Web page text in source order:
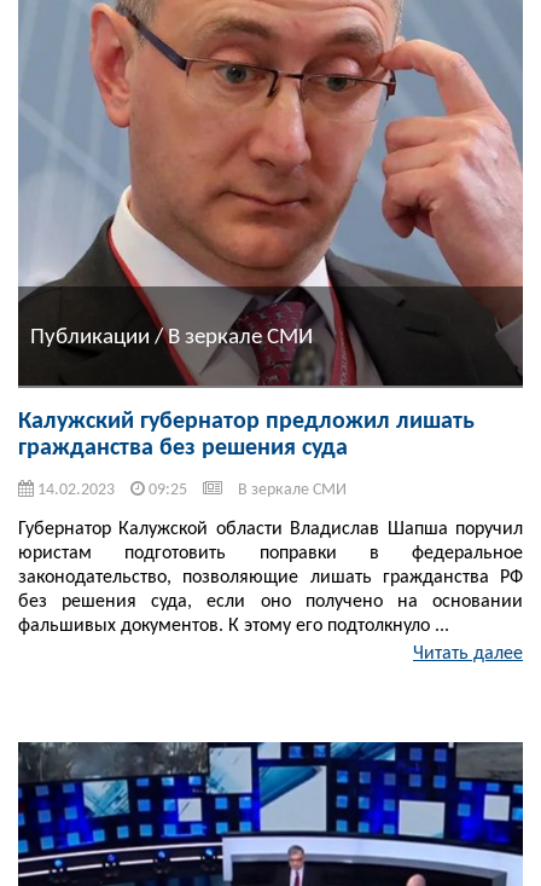
Публикации / В зеркале СМИ
Калужский губернатор предложил лишать
гражданства без решения суда
14.02.2023 09:25 В зеркале СМИ
Губернатор Калужской области Владислав Шапша поручил
юристам подготовить поправки в федеральное
законодательство, позволяющие лишать гражданства РФ
без решения суда, если оно получено на основании
фальшивых документов. К этому его подтолкнуло ...
Читать далее